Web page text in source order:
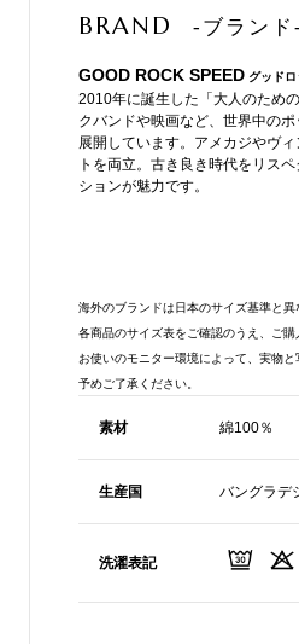
BRAND -ブラン
GOOD ROCK SPEED グッド
2010年に誕生した「大人のため
クバンドや映画など、世界中の
展開しています。アメカジやヴ
トを両立。古き良き時代をリス
ションが魅力です。
海外のブランドは日本のサイズ基準と
各商品のサイズ表をご確認のうえ、ご購
お使いのモニター環境によって、実物
予めご了承ください。
素材 綿100％
生産国 バングラデ
洗濯表記